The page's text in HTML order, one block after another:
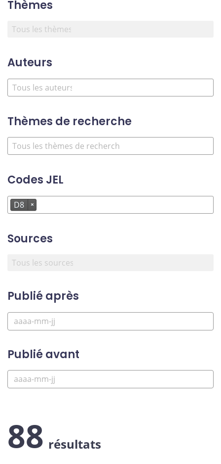
Thèmes
Auteurs
Thèmes de recherche
Codes JEL
D8 ×
Sources
Publié après
Publié avant
88 résultats